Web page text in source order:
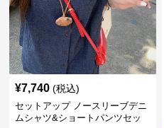
¥7,740 (税込)
セットアップ ノースリーブデニ
ムシャツ&ショートパンツセッ